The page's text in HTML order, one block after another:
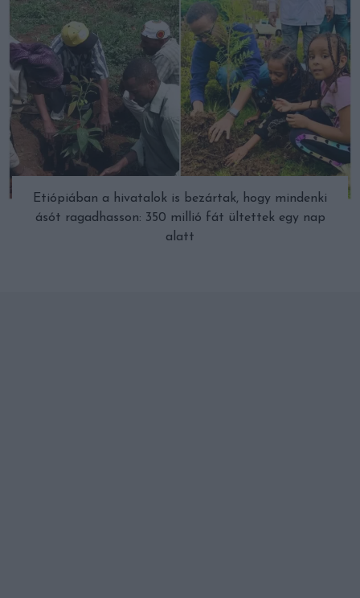
Etiópiában a hivatalok is bezártak, hogy mindenki
ásót ragadhasson: 350 millió fát ültettek egy nap
alatt